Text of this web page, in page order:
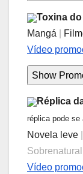
Toxina
Mangá
Vídeo
Réplica
réplica pode se
Novela leve
Vídeo